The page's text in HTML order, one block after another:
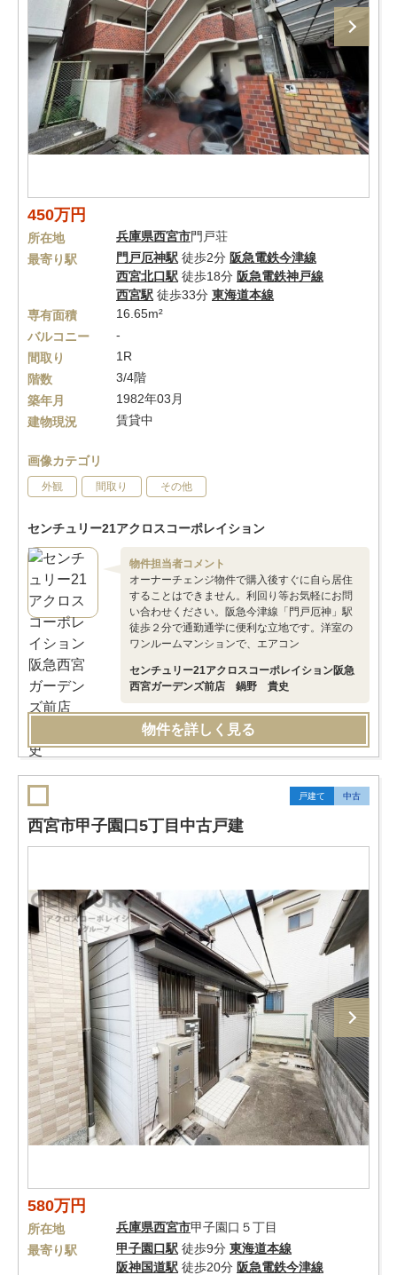
450万円
所在地 兵庫県西宮市門戸荘
最寄り駅
門戸厄神駅 徒歩2分 阪急電鉄今津線
西宮北口駅 徒歩18分 阪急電鉄神戸線
西宮駅 徒歩33分 東海道本線
専有面積
16.65m²
バルコニー
-
間取り
1R
階数
3/4階
築年月
1982年03月
建物現況
賃貸中
画像カテゴリ
外観 間取り その他
センチュリー21アクロスコーポレイション
物件担当者コメント
オーナーチェンジ物件で購入後すぐに自ら居住
することはできません。利回り等お気軽にお問
い合わせください。阪急今津線「門戸厄神」駅
徒歩２分で通勤通学に便利な立地です。洋室の
ワンルームマンションで、エアコン
センチュリー21アクロスコーポレイション阪急
西宮ガーデンズ前店 鍋野 貴史
物件を詳しく見る
戸建て 中古
西宮市甲子園口5丁目中古戸建
580万円
所在地 兵庫県西宮市甲子園口５丁目
最寄り駅
甲子園口駅 徒歩9分 東海道本線
阪神国道駅 徒歩20分 阪急電鉄今津線